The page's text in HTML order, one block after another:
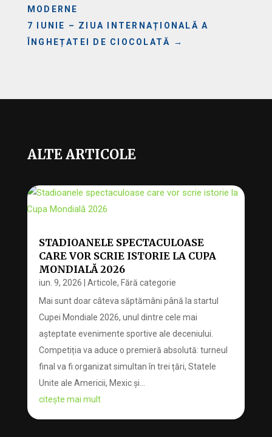
MODERNE
7 IUNIE – ZIUA INTERNAȚIONALĂ A
ÎNGHEȚATEI DE CIOCOLATĂ
→
ALTE ARTICOLE
STADIOANELE SPECTACULOASE
CARE VOR SCRIE ISTORIE LA CUPA
MONDIALĂ 2026
iun. 9, 2026 Articole, Fără categorie
Mai sunt doar câteva săptămâni până la startul
Cupei Mondiale 2026, unul dintre cele mai
așteptate evenimente sportive ale deceniului.
Competiția va aduce o premieră absolută: turneul
final va fi organizat simultan în trei țări, Statele
Unite ale Americii, Mexic și...
citește mai mult